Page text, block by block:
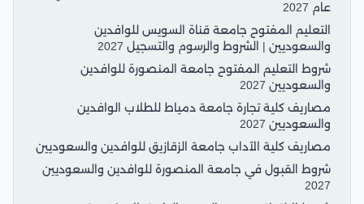
عام 2027
التعليم المفتوح جامعة قناة السويس للوافدين
والسعوديين | الشروط والرسوم والتسجيل 2027
شروط التعليم المفتوح جامعة المنصورة للوافدين
والسعوديين 2027
مصاريف كلية تجارة جامعة دمياط للطلاب الوافدين
والسعوديين 2027
مصاريف كلية الآداب جامعة الزقازيق للوافدين والسعوديين
شروط القبول في جامعة المنصورة للوافدين والسعوديين
2027